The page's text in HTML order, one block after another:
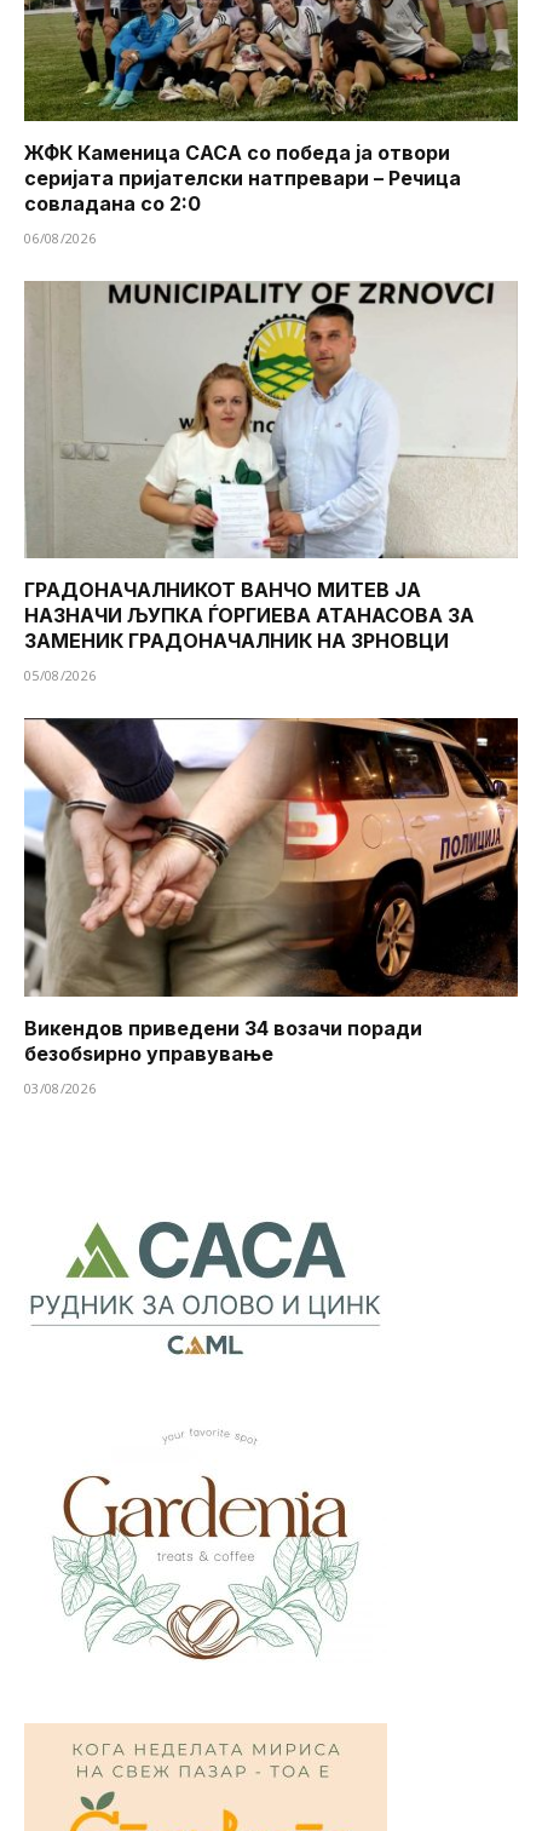
ЖФК Каменица САСА со победа ја отвори
серијата пријателски натпревари – Речица
совладана со 2:0
06/08/2026
ГРАДОНАЧАЛНИКОТ ВАНЧО МИТЕВ ЈА
НАЗНАЧИ ЉУПКА ЃОРГИЕВА АТАНАСОВА ЗА
ЗАМЕНИК ГРАДОНАЧАЛНИК НА ЗРНОВЦИ
05/08/2026
Викендов приведени 34 возачи поради
безобѕирно управување
03/08/2026